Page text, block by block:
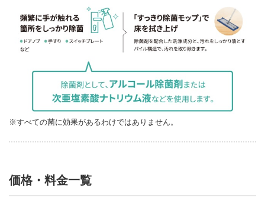
※すべての菌に効果があるわけではありません。
価格・料金一覧